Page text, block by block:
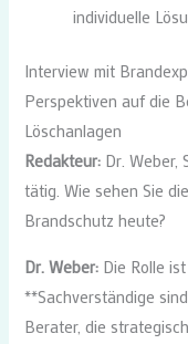
individuelle
Interview mit
Perspektiven auf die
Löschanlagen
Redakteur: Dr. Weber,
tätig. Wie sehen Sie
Brandschutz heute?
Dr. Weber: Die Rolle
**Sachverständige
Berater, die